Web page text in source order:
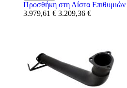
Προσθήκη στη Λίστα Επιθυμιών
3.979,61 € 3.209,36 €